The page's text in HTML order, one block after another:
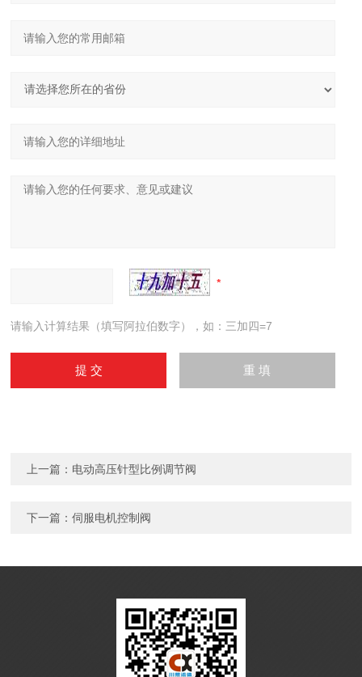
请输入计算结果（填写阿拉伯数字），如：三加四=7
上一篇： 电动高压针型比例调节阀
下一篇：伺服电机控制阀